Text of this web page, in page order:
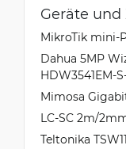
Geräte
MikroTik mini-
Dahua 5MP
HDW3541EM-
Mimosa
LC-SC 2m/
Teltonika